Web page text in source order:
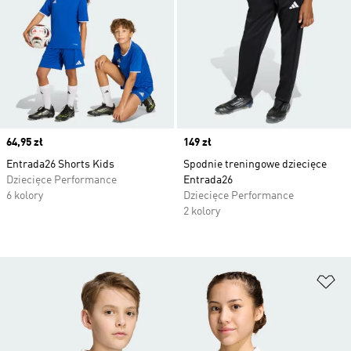
Price
64,95 zł
Entrada26 Shorts Kids
Dziecięce Performance
6 kolory
Price
149 zł
Spodnie treningowe dziecięce
Entrada26
Dziecięce Performance
2 kolory